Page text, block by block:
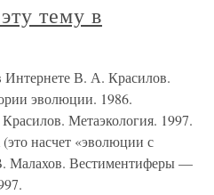
тему в
Интернете В. А. Красилов.
эволюции. 1986.
Метаэкология. 1997.
насчет «эволюции с
Малахов. Вестиментиферы —